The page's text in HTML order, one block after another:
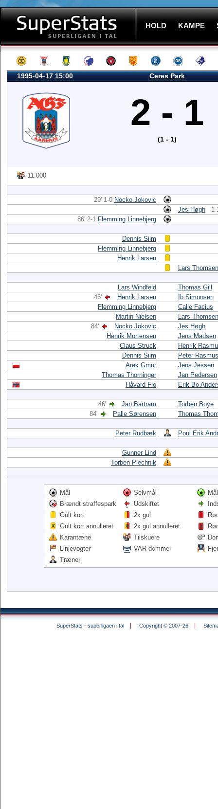
HOLD KAMPE
1995-04-17 15:00 Ceres Park
2 - 1
(1 - 1)
11.000
29' 1-0 Nocko Jokovic
Jes Høgh
86' 2-1 Flemming Linnebjerg
Dennis Siim
Flemming Linnebjerg
Henrik Larsen
Lars Thomsen
Lars Windfeld
Thomas Gill
46'
Henrik Larsen
Ib Simonsen
Flemming Linnebjerg
Calle Facius
Martin Nielsen
Lars Thomsen
84'
Nocko Jokovic
Jes Høgh
Henrik Mortensen
Jens Madsen
Claus Struck
Henrik
Dennis Siim
Peter
Arek Gmur
Jens Jessen
Thomas Thorninger
Jan Pedersen
Håvard Flo
Erik Bo
46' Jan Bartram
Torben Boye
84'
Palle Sørensen Thomas
Peter Rudbæk Poul Erik
Gunner Lind
Torben Piechnik
Mål Selvmål
Brændt straffespark
Udskiftet
Gult kort
2x gul
Gult kort annulleret
2x gul annulleret
Karantæne
Tilskuere
Linjevogter
VAR dommer
Træner
SuperStats - superligaen i tal Copyright © 2007-26